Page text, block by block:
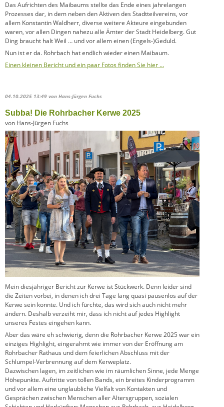
Das Aufrichten des Maibaums stellte das Ende eines jahrelangen
Prozesses dar, in dem neben den Aktiven des Stadtteilvereins, vor
allem Konstantin Waldherr, diverse weitere Akteure eingebunden
waren, vor allen Dingen nahezu alle Ämter der Stadt Heidelberg. Gut
Ding braucht halt Weil … und vor allem einen (Engels-)Geduld.
Nun ist er da. Rohrbach hat endlich wieder einen Maibaum.
Einen kleinen Bericht und ein paar Fotos finden Sie hier …
04.10.2025 13:49 von Hans-Jürgen Fuchs
Subba! Die Rohrbacher Kerwe 2025
von Hans-Jürgen Fuchs
Mein diesjähriger Bericht zur Kerwe ist Stückwerk. Denn leider sind
die Zeiten vorbei, in denen ich drei Tage lang quasi pausenlos auf der
Kerwe sein konnte. Und ich fürchte, das wird sich auch nicht mehr
ändern. Deshalb verzeiht mir, dass ich nicht auf jedes Highlight
unseres Festes eingehen kann.
Aber das wäre eh schwierig, denn die Rohrbacher Kerwe 2025 war ein
einziges Highlight, eingerahmt wie immer von der Eröffnung am
Rohrbacher Rathaus und dem feierlichen Abschluss mit der
Schlumpel-Verbrennung auf dem Kerweplatz.
Dazwischen lagen, im zeitlichen wie im räumlichen Sinne, jede Menge
Höhepunkte. Auftritte von tollen Bands, ein breites Kinderprogramm
und vor allem eine unglaubliche Vielfalt von Kontakten und
Gesprächen zwischen Menschen aller Altersgruppen, sozialen